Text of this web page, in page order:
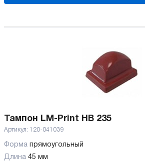
Тампон LM-Print HB 235
Артикул: 120-041039
Форма прямоугольный
Длина 45 мм